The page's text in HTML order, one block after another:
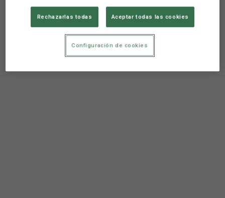
Rechazarlas todas Aceptar todas las cookies
Configuración de cookies